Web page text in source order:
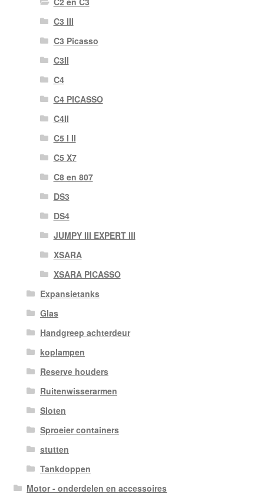
C3 III
C3 Picasso
C3II
C4
C4 PICASSO
C4II
C5 I II
C5 X7
C8 en 807
DS3
DS4
JUMPY III EXPERT III
XSARA
XSARA PICASSO
Expansietanks
Glas
Handgreep achterdeur
koplampen
Reserve houders
Ruitenwisserarmen
Sloten
Sproeier containers
stutten
Tankdoppen
Motor - onderdelen en accessoires